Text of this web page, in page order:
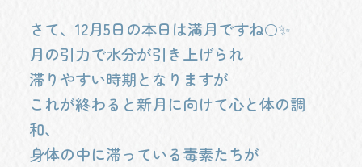
さて、12月5日の本日は満月ですね🌕✨
月の引力で水分が引き上げられ
滞りやすい時期となりますが
これが終わると新月に向けて心と体の調
和、
身体の中に滞っている毒素たちが